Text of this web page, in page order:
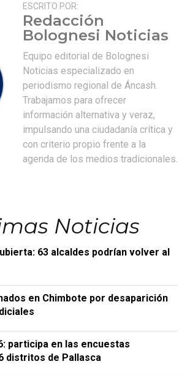
ESCRITO POR:
Redacción
Bolognesi Noticias
Equipo editorial de Bolognesi
Noticias especializado en
periodismo regional de Áncash.
Trabajamos para ofrecer
información alternativa y veraz,
impulsando una ciudadanía crítica y
con criterio propio frente a la
agenda de los medios tradicionales.
Noticias
63 alcaldes podrían volver al
en Chimbote por desaparición
participa en las encuestas
distritos de Pallasca